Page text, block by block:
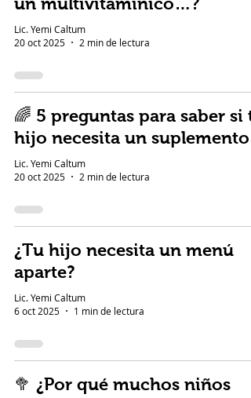
Lic. Yemi Caltum
20 oct 2025
2 min de lectura
🌈 5 preguntas para saber si
hijo necesita un suplemento
Lic. Yemi Caltum
20 oct 2025
2 min de lectura
¿Tu hijo necesita un menú
aparte?
Lic. Yemi Caltum
6 oct 2025
1 min de lectura
🥦 ¿Por qué muchos niños